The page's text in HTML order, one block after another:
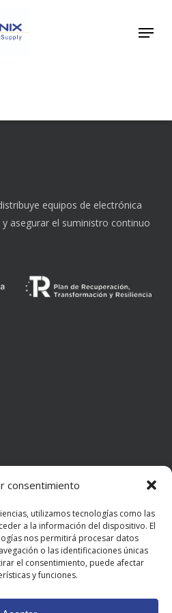
consentimiento
utilizamos tecnologías como las
a la información del dispositivo. El
nos permitirá procesar datos
o las identificaciones únicas
el consentimiento, puede afectar
y funciones.
Menu
equipos de electrónica
asegurar el suministro continuo